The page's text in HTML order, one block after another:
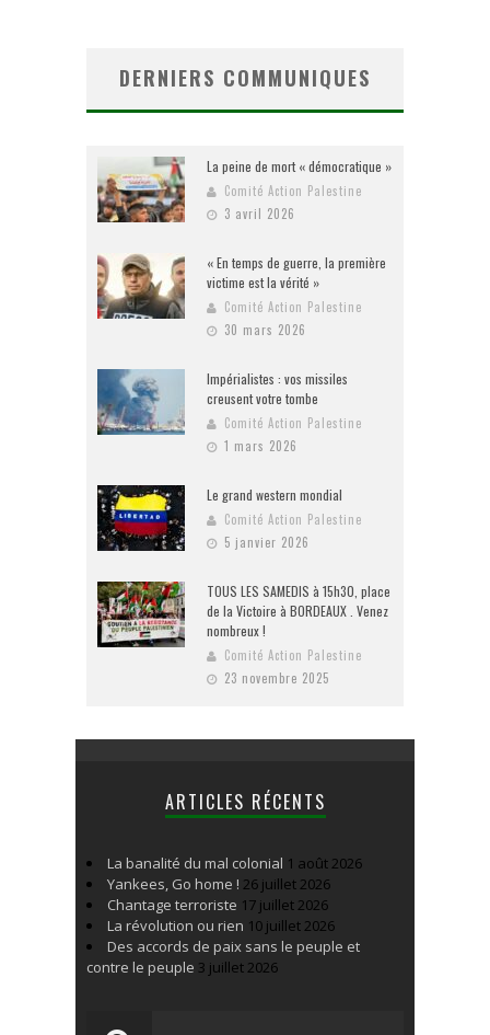
DERNIERS COMMUNIQUES
La peine de mort « démocratique »
Comité Action Palestine
3 avril 2026
« En temps de guerre, la première
victime est la vérité »
Comité Action Palestine
30 mars 2026
Impérialistes : vos missiles
creusent votre tombe
Comité Action Palestine
1 mars 2026
Le grand western mondial
Comité Action Palestine
5 janvier 2026
TOUS LES SAMEDIS à 15h30, place
de la Victoire à BORDEAUX . Venez
nombreux !
Comité Action Palestine
23 novembre 2025
ARTICLES RÉCENTS
La banalité du mal colonial 1 août 2026
Yankees, Go home ! 26 juillet 2026
Chantage terroriste 17 juillet 2026
La révolution ou rien 10 juillet 2026
Des accords de paix sans le peuple et
contre le peuple 3 juillet 2026